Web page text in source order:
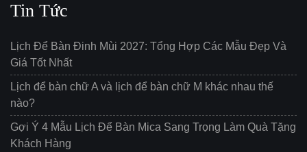
Tin Tức
Lịch Để Bàn Đinh Mùi 2027: Tổng Hợp Các Mẫu Đẹp Và
Giá Tốt Nhất
Lịch để bàn chữ A và lịch để bàn chữ M khác nhau thế
nào?
Gợi Ý 4 Mẫu Lịch Để Bàn Mica Sang Trọng Làm Quà Tặng
Khách Hàng